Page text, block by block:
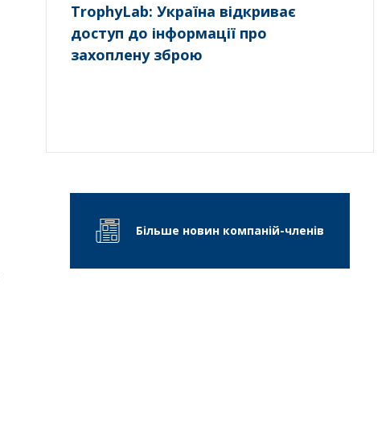
TrophyLab: Україна відкриває
доступ до інформації про
захоплену зброю
Більше новин компаній-членів